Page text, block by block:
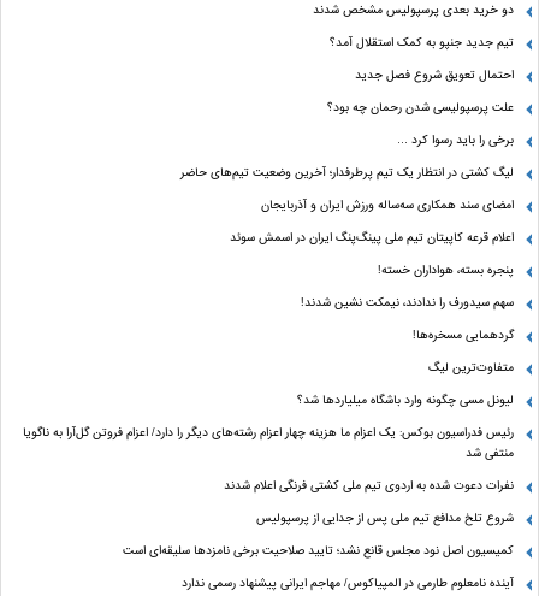
دو خرید بعدی پرسپولیس مشخص شدند
تیم جدید جنپو به کمک استقلال آمد؟
احتمال تعویق شروع فصل جدید
علت پرسپولیسی شدن رحمان چه بود؟
برخی را باید رسوا کرد …
لیگ کشتی در انتظار یک تیم پرطرفدار؛ آخرین وضعیت تیم‌های حاضر
امضای سند همکاری سه‌ساله ورزش ایران و آذربایجان
اعلام قرعه کاپیتان تیم ملی پینگ‌پنگ ایران در اسمش سوئد
پنجره بسته، هواداران خسته!
سهم سیدورف را ندادند، نیمکت نشین شدند!
گردهمایی مسخره‌ها!
متفاوت‌ترین لیگ
لیونل مسی چگونه وارد باشگاه میلیاردها شد؟
رئیس فدراسیون بوکس: یک اعزام ما هزینه چهار اعزام رشته‌های دیگر را دارد/ اعزام فروتن گل‌آرا به ناگویا
منتفی شد
نفرات دعوت شده به اردوی تیم ملی کشتی فرنگی اعلام شدند
شروع تلخ مدافع تیم ملی پس از جدایی از پرسپولیس
کمیسیون اصل نود مجلس قانع نشد؛ تایید صلاحیت برخی نامزدها سلیقه‌ای است
آینده نامعلوم طارمی در المپیاکوس/ مهاجم ایرانی پیشنهاد رسمی ندارد